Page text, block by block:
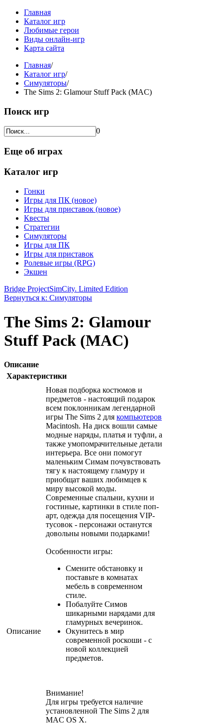
Главная
Каталог игр
Любимые герои
Виды онлайн-игр
Карта сайта
Главная/
Каталог игр/
Симуляторы/
The Sims 2: Glamour Stuff Pack (MAC)
Поиск игр
0
Еще об играх
Каталог игр
Гонки
Игры для ПК (новое)
Игры для приставок (новое)
Квесты
Стратегии
Симуляторы
Игры для ПК
Игры для приставок
Ролевые игры (RPG)
Экшен
Bridge ProjectSimCity. Limited Edition
Вернуться к: Симуляторы
The Sims 2: Glamour
Stuff Pack (MAC)
Описание
Характеристики
Описание
Новая подборка костюмов и
предметов - настоящий подарок
всем поклонникам легендарной
игры The Sims 2 для компьютеров
Macintosh. На диск вошли самые
модные наряды, платья и туфли, а
также умопомрачительные детали
интерьера. Все они помогут
маленьким Симам почувствовать
тягу к настоящему гламуру и
приобщат ваших любимцев к
миру высокой моды.
Современные спальни, кухни и
гостиные, картинки в стиле поп-
арт, одежда для посещения VIP-
тусовок - персонажи останутся
довольны новыми подарками!
Особенности игры:
Смените обстановку и
поставьте в комнатах
мебель в современном
стиле.
Побалуйте Симов
шикарными нарядами для
гламурных вечеринок.
Окунитесь в мир
современной роскоши - с
новой коллекцией
предметов.
Внимание!
Для игры требуется наличие
установленной The Sims 2 для
MAC OS X.